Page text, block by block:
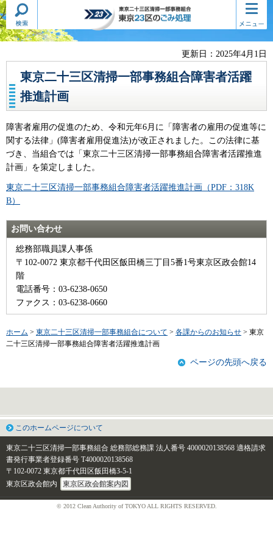
東京二十三区清掃一部事務組合
東京23区のごみ処理
検索・
共通メ
ニュー
コンテ
ンツメ
ニュー
更新日：2025年4月1日
東京二十三区清掃一部事務組合障害者活躍
推進計画
障害者雇用の促進のため、令和元年6月に「障害者の雇用の促進等に
関する法律」(障害者雇用促進法)が改正されました。この法律に基
づき、当組合では「東京二十三区清掃一部事務組合障害者活躍推進
計画」を策定しました。
東京二十三区清掃一部事務組合障害者活躍推進計画（PDF：318K
B）
お問い合わせ
総務部職員課人事係
〒102-0072 東京都千代田区飯田橋三丁目5番1号東京区政会館14
階
電話番号：03-6238-0650
ファクス：03-6238-0660
ホーム > 東京二十三区清掃一部事務組合について > 各課からのお知らせ > 東京
二十三区清掃一部事務組合障害者活躍推進計画
ページの先頭へ戻る
このホームページについて
東京二十三区清掃一部事務組合 総務部総務課 法人番号 4000020138568 適格請求
書発行事業者登録番号 T4000020138568
〒102-0072 東京都千代田区飯田橋3-5-1
東京区政会館内
東京区政会館案内図
© 2012 Clean Authority of TOKYO ALL RIGHTS RESERVED.